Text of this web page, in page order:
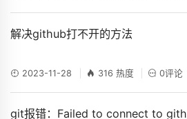
解决github打不开的方法
2023-11-28 316 热度 0评论
git报错：Failed to connect to